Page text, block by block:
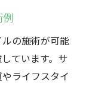
例
の施術が可能
ています。サ
ライフスタイ